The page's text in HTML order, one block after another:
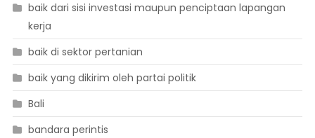
baik dari sisi investasi maupun penciptaan lapangan
kerja
baik di sektor pertanian
baik yang dikirim oleh partai politik
Bali
bandara perintis